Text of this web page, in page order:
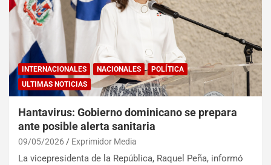
INTERNACIONALES NACIONALES
POLÍTICA
ULTIMAS NOTICIAS
Hantavirus: Gobierno dominicano se prepara
ante posible alerta sanitaria
09/05/2026 Exprimidor Media
La vicepresidenta de la República, Raquel Peña, informó